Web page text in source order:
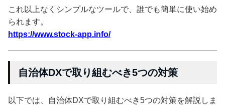
これ以上なくシンプルなツールで、誰でも簡単に使い始め
られます。
https://www.stock-app.info/
自治体DXで取り組むべき5つの対策
以下では、自治体DXで取り組むべき5つの対策を解説しま